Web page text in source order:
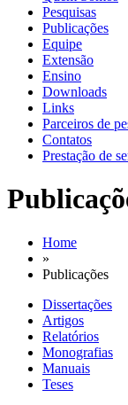
Pesquisas
Publicações
Equipe
Extensão
Ensino
Downloads
Links
Parceiros de
Contatos
Prestação de
Home
»
Publicações
Dissertações
Artigos
Relatórios
Monografias
Manuais
Teses